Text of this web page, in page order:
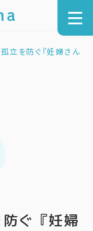
立を防ぐ『妊婦さん
ぐ『妊婦